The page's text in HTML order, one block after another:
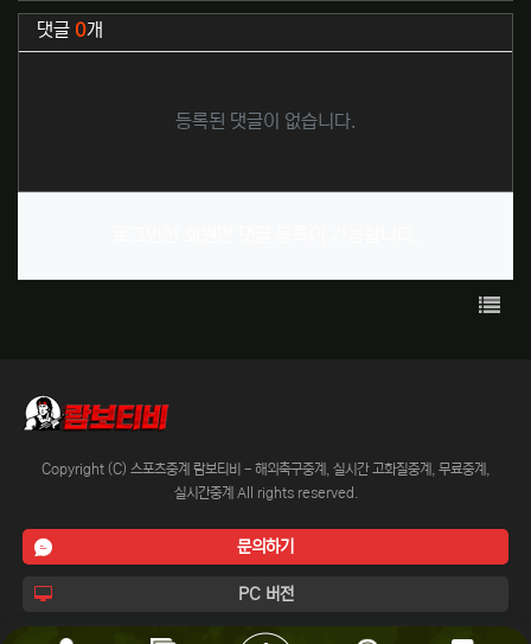
관련자료
댓글 0개
등록된 댓글이 없습니다.
목록
Copyright (C) 스포츠중계 람보티비 - 해외축구중계, 실시간 고화질중계, 무료중계,
실시간중계 All rights reserved.
문의하기
PC 버전